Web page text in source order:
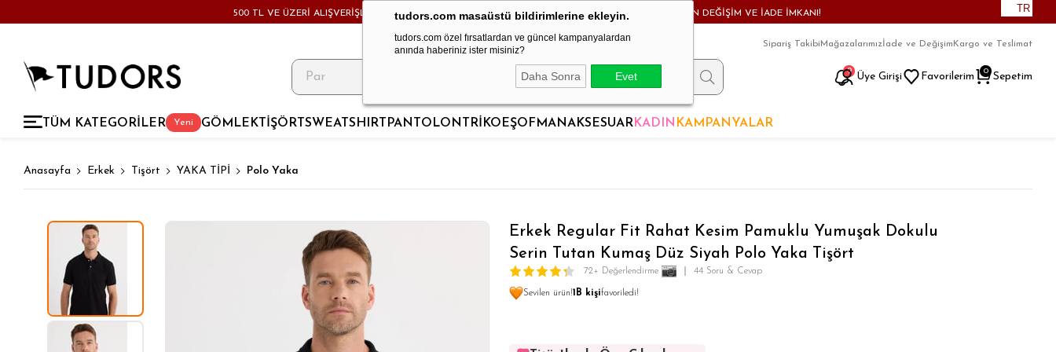
tudors.com masaüstü bildirimlerine ekleyin.
tudors.com özel fırsatlardan ve güncel kampanyalardan
anında haberiniz ister misiniz?
Daha Sonra Evet
500 TL VE ÜZERİ ALIŞVERİŞLERDE KARGO BEDAVA! - HAFTA İÇİ 24 SAATTE KARGODA! - MAĞAZADAN DEĞİŞİM VE İADE İMKANI! TR
9
Sipariş TakibiMağazalarımız İade ve Değişim Kargo ve Teslimat
Üye Girişi Favorilerim Sepetim
0
Yeni
TÜM KATEGORİLER GÖMLEK TİŞÖRT SWEATSHIRT PANTOLON TRİKO EŞOFMANAKSESUARKADIN KAMPANYALAR
Anasayfa Erkek Tişört YAKA TİPİ Polo Yaka
Erkek Regular Fit Rahat Kesim Pamuklu Yumuşak Dokulu
Serin Tutan Kumaş Düz Siyah Polo Yaka Tişört
72+ Değerlendirme 44 Soru & Cevap
Sevilen ürün!1B kişifavoriledi!